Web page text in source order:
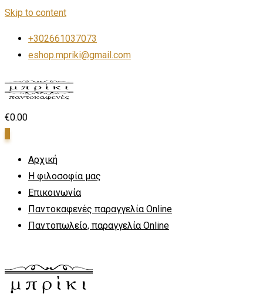
Skip to content
+302661037073
eshop.mpriki@gmail.com
€0.00
Αρχική
Η φιλοσοφία μας
Επικοινωνία
Παντοκαφενές παραγγελία Online
Παντοπωλείο, παραγγελία Online